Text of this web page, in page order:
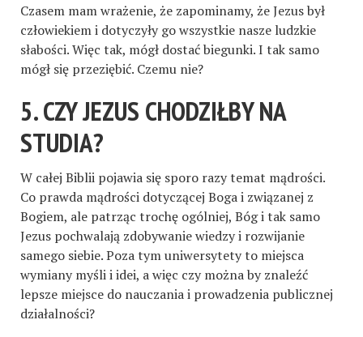
Czasem mam wrażenie, że zapominamy, że Jezus był
człowiekiem i dotyczyły go wszystkie nasze ludzkie
słabości. Więc tak, mógł dostać biegunki. I tak samo
mógł się przeziębić. Czemu nie?
5. CZY JEZUS CHODZIŁBY NA
STUDIA?
W całej Biblii pojawia się sporo razy temat mądrości.
Co prawda mądrości dotyczącej Boga i związanej z
Bogiem, ale patrząc trochę ogólniej, Bóg i tak samo
Jezus pochwalają zdobywanie wiedzy i rozwijanie
samego siebie. Poza tym uniwersytety to miejsca
wymiany myśli i idei, a więc czy można by znaleźć
lepsze miejsce do nauczania i prowadzenia publicznej
działalności?